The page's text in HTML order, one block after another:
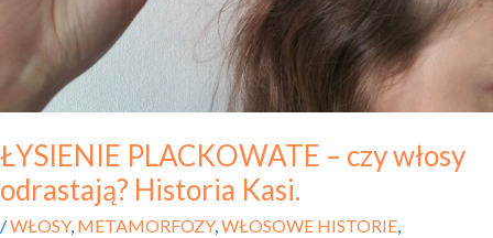
ŁYSIENIE PLACKOWATE – czy włosy
odrastają? Historia Kasi.
/WŁOSY, METAMORFOZY,WŁOSOWE HISTORIE,